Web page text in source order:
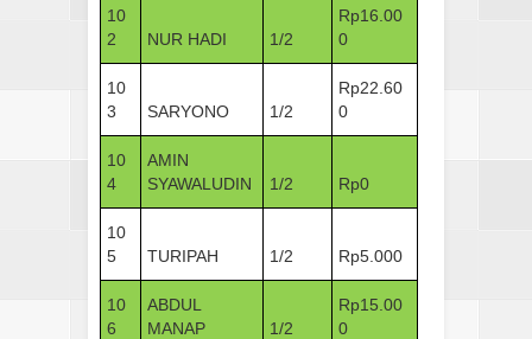
10
2
NUR HADI 1/2
Rp16.00
0
10
3
SARYONO 1/2
Rp22.60
0
10
4
AMIN
SYAWALUDIN
1/2 Rp0
10
5
TURIPAH 1/2 Rp5.000
10
6
ABDUL
MANAP
1/2
Rp15.00
0